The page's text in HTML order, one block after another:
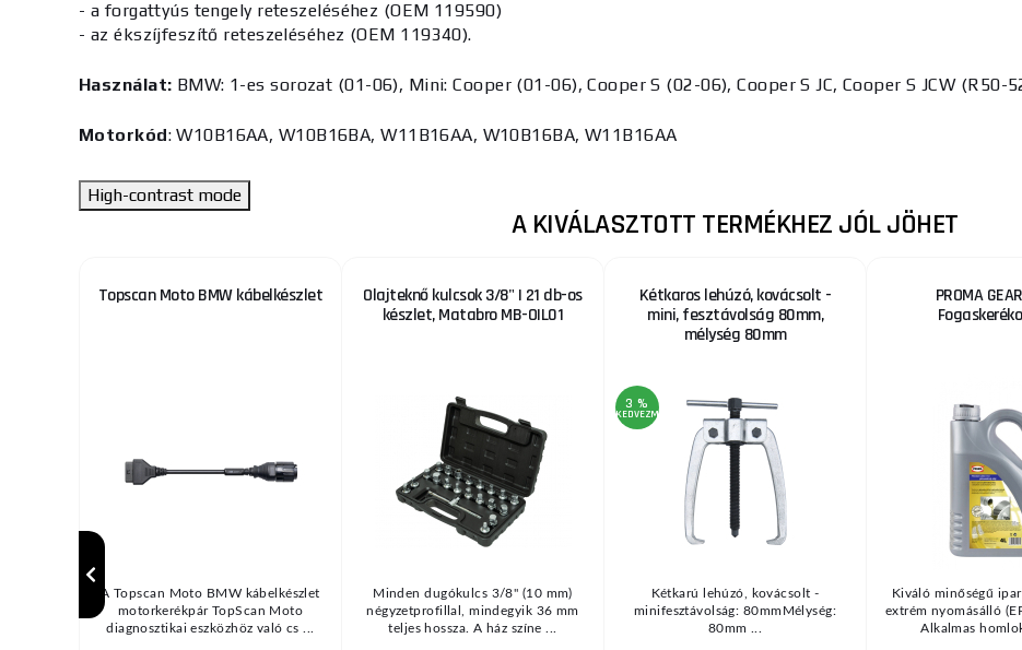
- a forgattyús tengely reteszeléséhez (OEM 119590)
- az ékszíjfeszítő reteszeléséhez (OEM 119340).
Használat: BMW: 1-es sorozat (01-06), Mini: Cooper (01-06), Cooper S (02-06), Cooper S JC, Cooper S JCW
Motorkód: W10B16AA, W10B16BA, W11B16AA, W10B16BA, W11B16AA
High-contrast mode
A KIVÁLASZTOTT TERMÉKHEZ JÓL JÖHET
Topscan Moto BMW kábelkészlet
A Topscan Moto BMW kábelkészlet
motorkerékpár TopScan Moto
diagnosztikai eszközhöz való cs ...
Olajteknő kulcsok 3/8" | 21 db-os
készlet, Matabro MB-OIL01
Minden dugókulcs 3/8" (10 mm)
négyzetprofillal, mindegyik 36 mm
teljes hossza. A ház színe ...
Kétkaros lehúzó, kovácsolt -
mini, fesztávolság 80mm,
mélység 80mm
3 %
KEDVEZMÉNY
Kétkarú lehúzó, kovácsolt -
minifesztávolság: 80mmMélység:
80mm ...
PROMA
Kiváló minőségű
extrém nyomásálló
Alkalmas